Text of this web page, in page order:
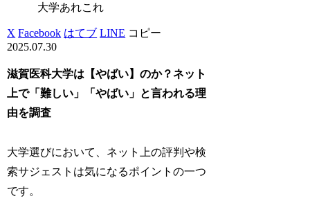
大学あれこれ
X Facebook はてブ LINE コピー
2025.07.30
滋賀医科大学は【やばい】のか？ネット
上で「難しい」「やばい」と言われる理
由を調査
大学選びにおいて、ネット上の評判や検
索サジェストは気になるポイントの一つ
です。